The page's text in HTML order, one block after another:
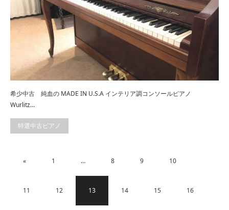
希少中古 純血の MADE IN U.S.A インテリア調コンソールピアノ
Wurlitz…
特選中古ピアノ
« 1 … 8 9 10
11 12 13 14 15 16